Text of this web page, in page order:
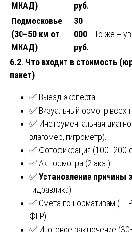
МКАД)
руб.
Подмосковье
(30–50 км от
МКАД)
30
000
руб.
То же +
6.2. Что входит в стоимость
пакет)
✅ Выезд эксперта.
✅ Визуальный осмотр всех
✅ Инструментальная
влагомер, гигрометр).
✅ Фотофиксация (100–200
✅ Акт осмотра (2 экз.).
✅Установление причины
гидравлика).
✅ Смета по нормативам
ФЕР).
✅ Итоговое заключение